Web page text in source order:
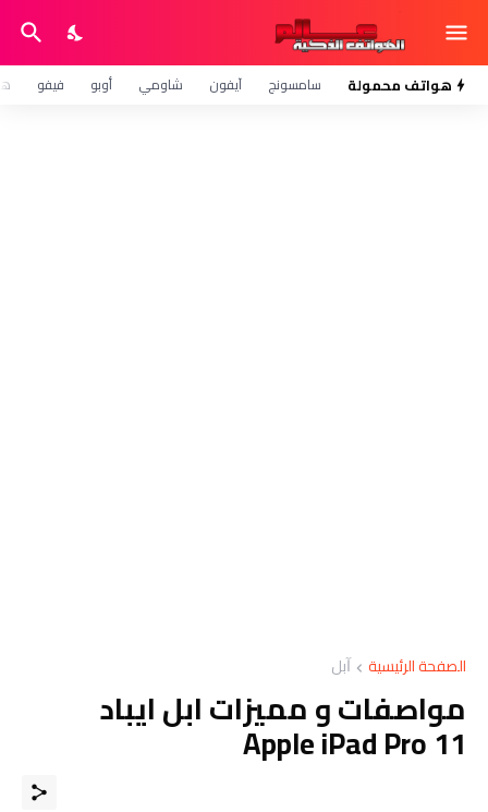
هواتف محمولة سامسونج آيفون شاومي أوبو فيفو
الصفحة الرئيسية ﺁﺑﻞ
مواصفات و مميزات ابل ايباد
Apple iPad Pro 11